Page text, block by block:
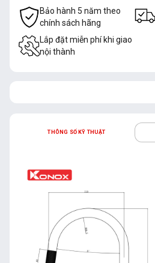
THÔNG SỐ KỸ THUẬT
Bảo hành 5 năm theo
chính sách hãng
Lắp đặt miễn phí khi giao
nội thành